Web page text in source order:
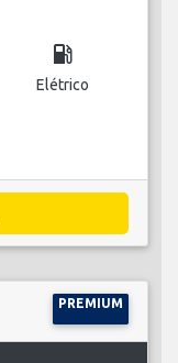
local_gas_station
Elétrico
PREMIUM